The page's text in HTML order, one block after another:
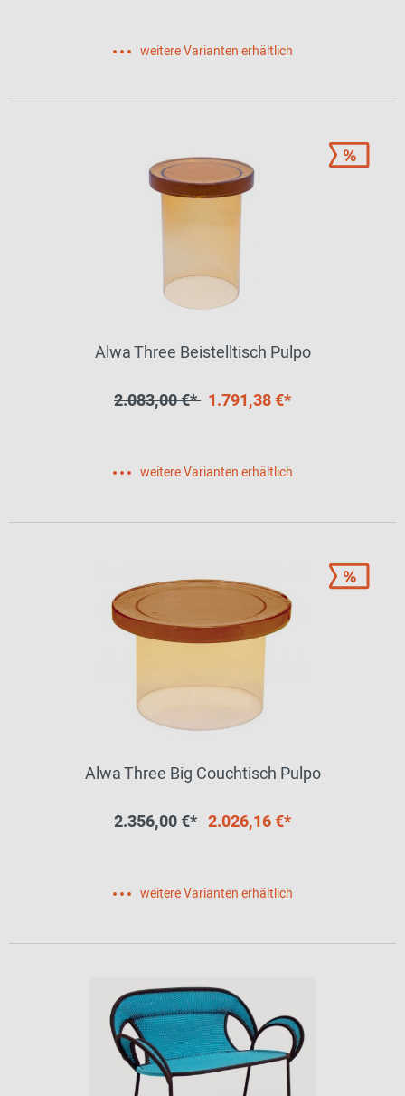
weitere Varianten erhältlich
Alwa Three Beistelltisch Pulpo
2.083,00 €* 1.791,38 €*
weitere Varianten erhältlich
Alwa Three Big Couchtisch Pulpo
2.356,00 €* 2.026,16 €*
weitere Varianten erhältlich